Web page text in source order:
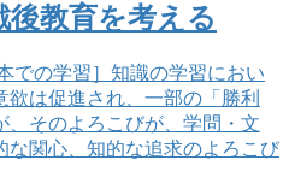
後教育を考える
での学習］知識の学習におい
は促進され、一部の「勝利
そのよろこびが、学問・文
な関心、知的な追求のよろこび